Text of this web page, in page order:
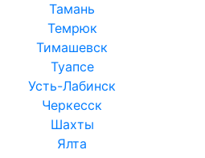
Тамань
Темрюк
Тимашевск
Туапсе
Усть-Лабинск
Черкесск
Шахты
Ялта